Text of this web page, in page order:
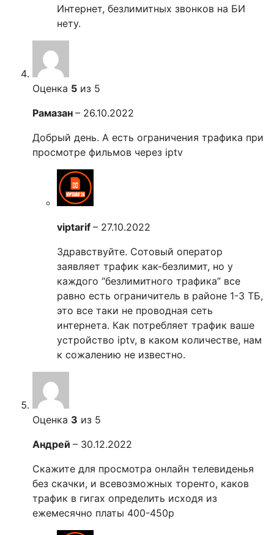
Интернет, безлимитных звонков на БИ
нету.
Оценка 5 из 5
Рамазан – 26.10.2022
Добрый день. А есть ограничения трафика при
просмотре фильмов через iptv
viptarif – 27.10.2022
Здравствуйте. Сотовый оператор
заявляет трафик как-безлимит, но у
каждого “безлимитного трафика” все
равно есть ограничитель в районе 1-3 ТБ,
это все таки не проводная сеть
интернета. Как потребляет трафик ваше
устройство iptv, в каком количестве, нам
к сожалению не известно.
Оценка 3 из 5
Андрей – 30.12.2022
Скажите для просмотра онлайн телевиденья
без скачки, и всевозможных торенто, каков
трафик в гигах определить исходя из
ежемесячно платы 400-450р